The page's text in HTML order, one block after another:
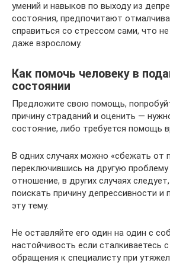
умений и навыков по выходу из
состояния, предпочитают
справиться со стрессом сами, что
даже взрослому.
Как помочь человеку в
состоянии
Предложите свою помощь,
причину страданий и оценить —
состояние, либо требуется помощь
В одних случаях можно «сбежать от
переключившись на другую
отношение, в других случаях
поискать причину депрессивности и
эту тему.
Не оставляйте его один на один с
настойчивость если сталкиваетесь
обращения к специалисту при